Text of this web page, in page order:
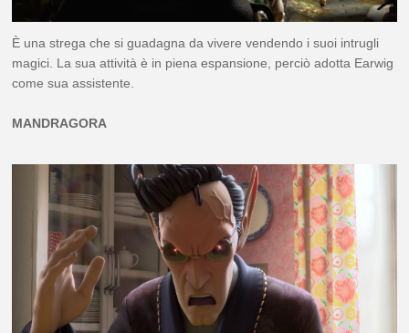
È una strega che si guadagna da vivere vendendo i suoi intrugli
magici. La sua attività è in piena espansione, perciò adotta Earwig
come sua assistente.
MANDRAGORA